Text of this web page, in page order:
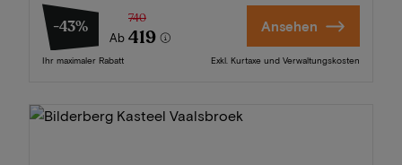
-43%
Ab
740
419
Ihr maximaler Rabatt
Ansehen
Exkl. Kurtaxe und Verwaltungskosten